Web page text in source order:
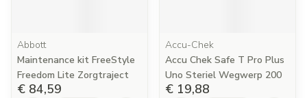
Abbott
Maintenance kit FreeStyle
Freedom Lite Zorgtraject
€ 84,59
Accu-Chek
Accu Chek Safe T Pro Plus
Uno Steriel Wegwerp 200
€ 19,88